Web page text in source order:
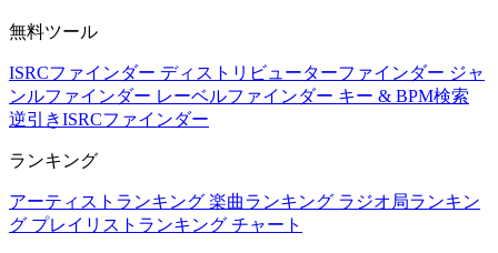
無料ツール
ISRCファインダー ディストリビューターファインダー ジャ
ンルファインダー レーベルファインダー キー & BPM検索
逆引きISRCファインダー
ランキング
アーティストランキング 楽曲ランキング ラジオ局ランキン
グ プレイリストランキング チャート